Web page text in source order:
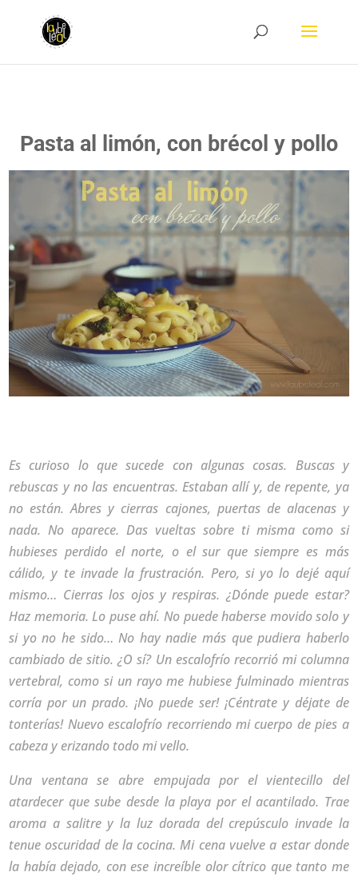
Pasta al limón, con brécol y pollo
Es curioso lo que sucede con algunas cosas. Buscas y
rebuscas y no las encuentras. Estaban allí y, de repente, ya
no están. Abres y cierras cajones, puertas de alacenas y
nada. No aparece. Das vueltas sobre ti misma como si
hubieses perdido el norte, o el sur que siempre es más
cálido, y te invade la frustración. Pero, si yo lo dejé aquí
mismo… Cierras los ojos y respiras. ¿Dónde puede estar?
Haz memoria. Lo puse ahí. No puede haberse movido solo y
si yo no he sido… No hay nadie más que pudiera haberlo
cambiado de sitio. ¿O sí? Un escalofrío recorrió mi columna
vertebral, como si un rayo me hubiese fulminado mientras
corría por un prado. ¡No puede ser! ¡Céntrate y déjate de
tonterías! Nuevo escalofrío recorriendo mi cuerpo de pies a
cabeza y erizando todo mi vello.
Una ventana se abre empujada por el vientecillo del
atardecer que sube desde la playa por el acantilado. Trae
aroma a salitre y la luz dorada del crepúsculo invade la
tenue oscuridad de la cocina. Mi cena vuelve a estar donde
la había dejado, con ese increíble olor cítrico que tanto me